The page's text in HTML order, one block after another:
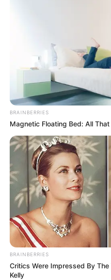
BRAINBERRIES
Magnetic Floating Bed: All
BRAINBERRIES
Critics Were Impressed By
Kelly